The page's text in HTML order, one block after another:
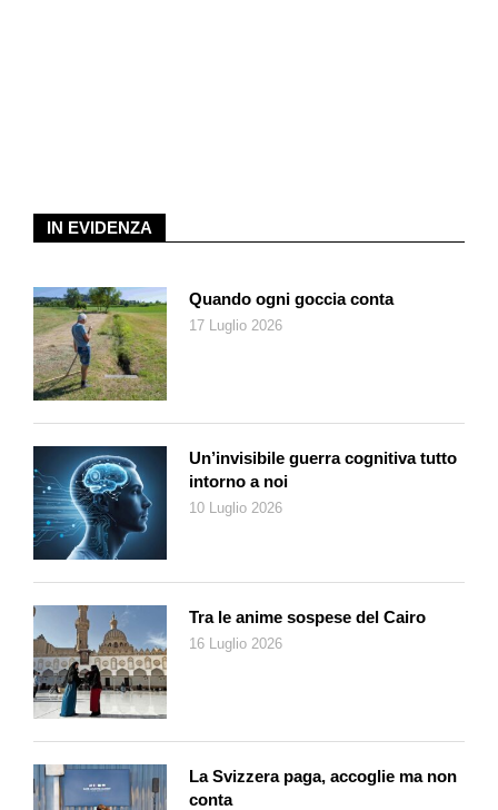
IN EVIDENZA
Quando ogni goccia conta
17 Luglio 2026
Un’invisibile guerra cognitiva tutto
intorno a noi
10 Luglio 2026
Tra le anime sospese del Cairo
16 Luglio 2026
La Svizzera paga, accoglie ma non
conta